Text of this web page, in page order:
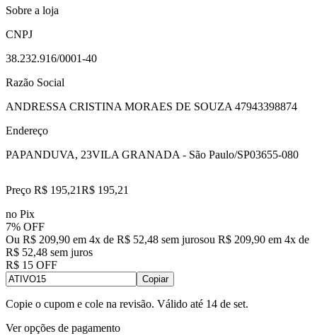
Sobre a loja
CNPJ
38.232.916/0001-40
Razão Social
ANDRESSA CRISTINA MORAES DE SOUZA 47943398874
Endereço
PAPANDUVA, 23VILA GRANADA - São Paulo/SP03655-080
Preço R$ 195,21R$ 195,21
no Pix
7% OFF
Ou R$ 209,90 em 4x de R$ 52,48 sem jurosou R$ 209,90 em 4x de
R$ 52,48 sem juros
R$ 15 OFF
Copiar
Copie o cupom e cole na revisão. Válido até 14 de set.
Ver opções de pagamento